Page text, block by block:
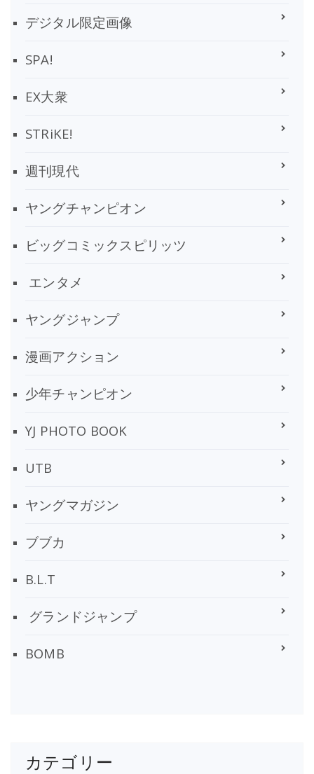
デジタル限定画像
SPA!
EX大衆
STRiKE!
週刊現代
ヤングチャンピオン
ビッグコミックスピリッツ
エンタメ
ヤングジャンプ
漫画アクション
少年チャンピオン
YJ PHOTO BOOK
UTB
ヤングマガジン
ブブカ
B.L.T
グランドジャンプ
BOMB
カテゴリー